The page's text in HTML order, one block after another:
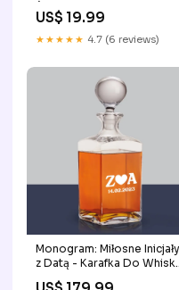
Chrzestnego(ok)
US$ 19.99
★★★★★ 4.7 (6 reviews)
Monogram: Miłosne Inicjały
z Datą - Karafka Do Whisky